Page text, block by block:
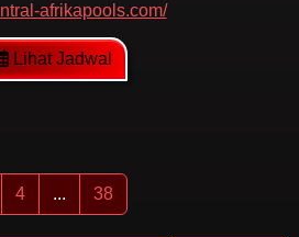
afrikapools.com/
Lihat Jadwal
4 ... 38